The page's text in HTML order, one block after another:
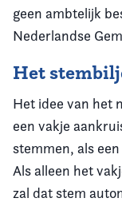
geen ambtelijk
Nederlandse
Het
Het idee van het
een vakje
stemmen, als
Als alleen het
zal dat stem